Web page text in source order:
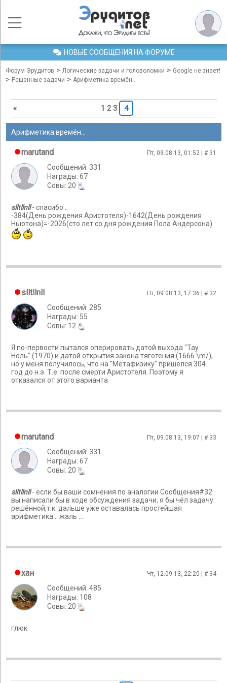
НОВЫЕ СООБЩЕНИЯ НА ФОРУМЕ
Форум Эрудитов > Логические задачи и головоломки > Google не знает!
> Решенные задачи > Арифметика времён...
« 1 2 3 4
Арифметика времён...
marutand Пт, 09.08.13, 01:52 | # 31
Сообщений: 331
Награды: 67
Cовы: 20
slltllnll- спасибо...
-384(День рождения Аристотеля)-1642(День рождения
Ньютона)=-2026(сто лет со дня рождения Пола Андерсона)
slltllnll Пт, 09.08.13, 17:36 | # 32
Сообщений: 285
Награды: 55
Cовы: 12
Я по-первости пытался оперировать датой выхода "Тау
Ноль" (1970) и датой открытия закона тяготения (1666 \m/),
но у меня получилось, что на "Метафизику" пришелся 304
год до н.э. Т.е. после смерти Аристотеля. Поэтому я
отказался от этого варианта
marutand Пт, 09.08.13, 19:07 | # 33
Сообщений: 331
Награды: 67
Cовы: 20
slltllnll- если бы ваши сомнения по аналогии Сообщения#32
вы написали бы в ходе обсуждения задачи, я бы чёл задачу
решённой,т.к. дальше уже оставалась простейшая
арифметика... жаль ...
хан Чт, 12.09.13, 22:20 | # 34
Сообщений: 485
Награды: 108
Cовы: 20
глюк